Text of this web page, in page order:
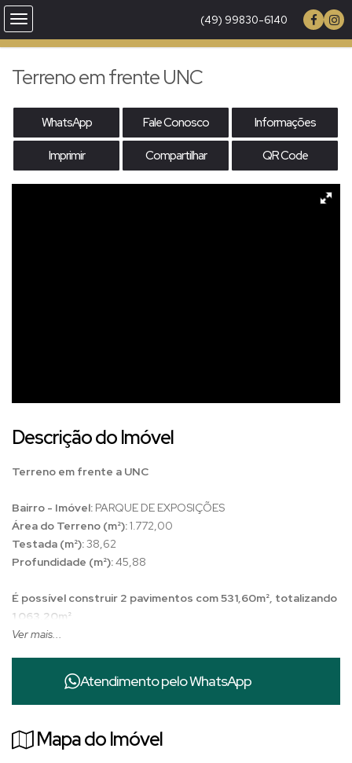
(49) 99830-6140
Terreno em frente UNC
WhatsApp Fale Conosco Informações
Imprimir Compartilhar QR Code
Descrição do Imóvel
Terreno em frente a UNC
Bairro - Imóvel: PARQUE DE EXPOSIÇÕES
Área do Terreno (m²):1.772,00
Testada (m²):38,62
Profundidade (m²):45,88
É possível construir 2 pavimentos com 531,60m², totalizando
1.063,20m².
Coeficiente de Aproveitamento (Básico):
Gabarito de Altura Máxima da Edificação (Pavimentos)
(Básico):2,00
Taxa de Permeabilidade Mínima (Taxa de Permeabilidade
Ver mais...
Atendimento peloWhatsApp
Mapa do Imóvel